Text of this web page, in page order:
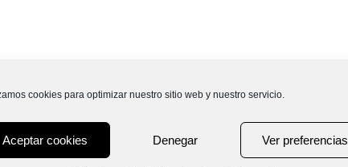
cookies para optimizar nuestro sitio web y nuestro servicio.
Aceptar cookies Denegar Ver preferencias